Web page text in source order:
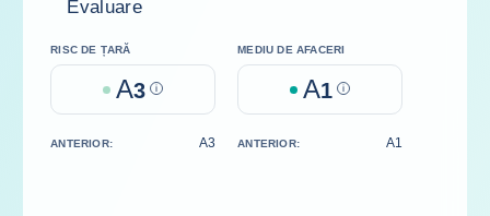
Evaluare
RISC DE ȚARĂ
A3 Help
MEDIU DE AFACERI
A1 Help
ANTERIOR: A3 ANTERIOR: A1